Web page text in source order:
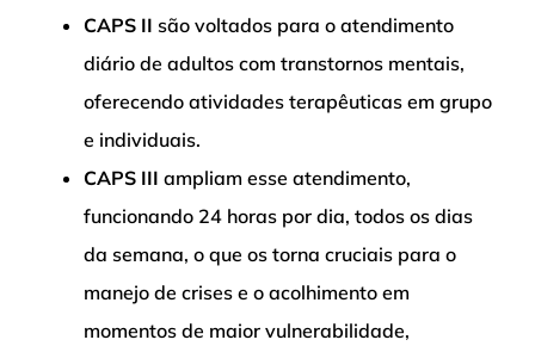
CAPS II são voltados para o atendimento
diário de adultos com transtornos mentais,
oferecendo atividades terapêuticas em grupo
e individuais.
CAPS III ampliam esse atendimento,
funcionando 24 horas por dia, todos os dias
da semana, o que os torna cruciais para o
manejo de crises e o acolhimento em
momentos de maior vulnerabilidade,